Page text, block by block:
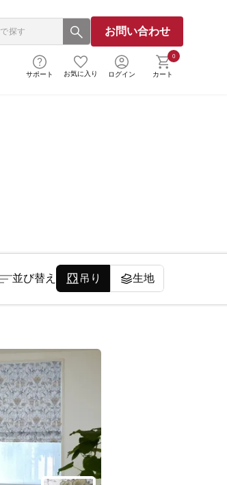
お問い合わせ
サポート お気に入り ログイン
0
カート
並び替え 吊り 生地